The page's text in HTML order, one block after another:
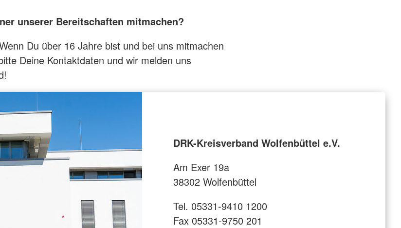
unserer Bereitschaften mitmachen?
Du über 16 Jahre bist und bei uns mitmachen
Deine Kontaktdaten und wir melden uns
DRK-Kreisverband Wolfenbüttel e.V.
Am Exer 19a
38302 Wolfenbüttel
Tel. 05331-9410 1200
Fax 05331-9750 201